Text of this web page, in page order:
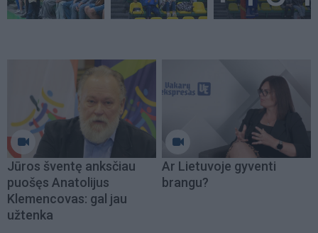
Jūros šventę anksčiau
puošęs Anatolijus
Klemencovas: gal jau
užtenka
Ar Lietuvoje gyventi
brangu?